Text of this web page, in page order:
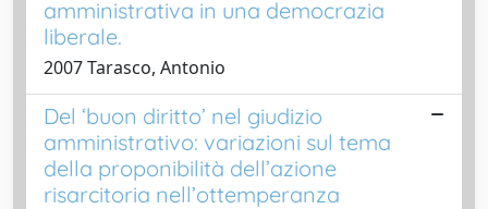
amministrativa in una democrazia
liberale.
2007 Tarasco, Antonio
Del ‘buon diritto’ nel giudizio
amministrativo: variazioni sul tema
della proponibilità dell’azione
risarcitoria nell’ottemperanza